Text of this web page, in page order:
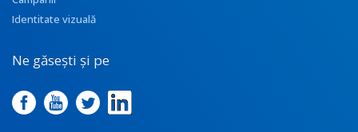
Identitate vizuală
Ne găsești și pe